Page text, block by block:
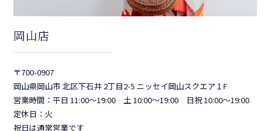
岡山店
〒700-0907
岡山県岡山市 北区下石井 2丁目2-5 ニッセイ岡山スクエア１F
営業時間：平日 11:00～19:00 土 10:00～19:00 日祝 10:00～19:00
定休日：火
祝日は通常営業です